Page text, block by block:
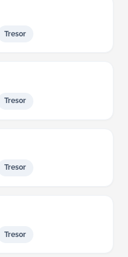
Tresor
Tresor
Tresor
Tresor